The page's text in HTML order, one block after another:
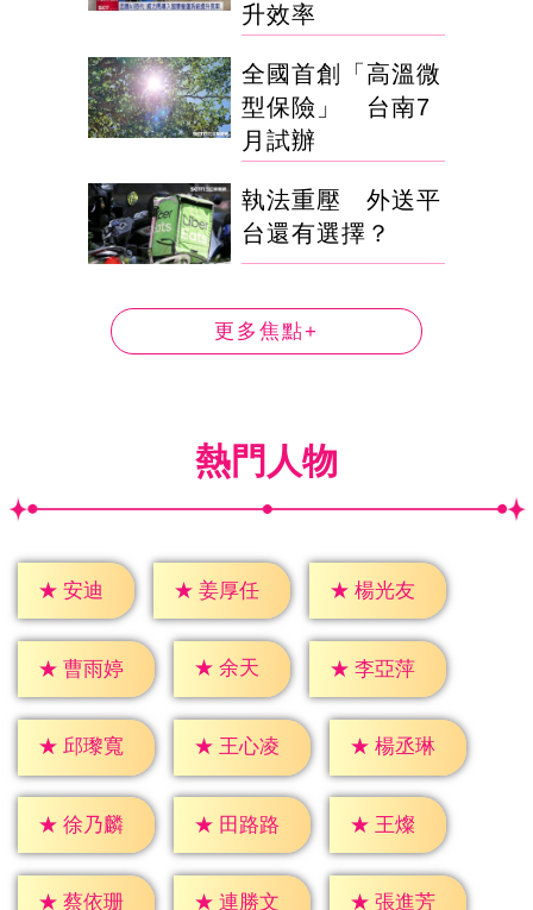
升效率
全國首創「高溫微
型保險」 台南7
月試辦
執法重壓 外送平
台還有選擇？
更多焦點+
熱門人物
★ 安迪 ★ 姜厚任 ★ 楊光友
★ 曹雨婷 ★ 余天 ★ 李亞萍
★ 邱瓈寬 ★ 王心凌 ★ 楊丞琳
★ 徐乃麟 ★ 田路路 ★ 王燦
★ 蔡依珊 ★ 連勝文 ★ 張進芳